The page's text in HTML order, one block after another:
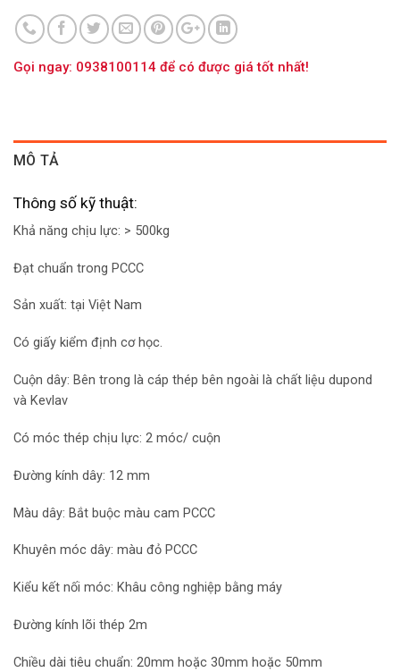
Gọi ngay: 0938100114 để có được giá tốt nhất!
MÔ TẢ
Thông số kỹ thuật:
Khả năng chịu lực: > 500kg
Đạt chuẩn trong PCCC
Sản xuất: tại Việt Nam
Có giấy kiểm định cơ học.
Cuộn dây: Bên trong là cáp thép bên ngoài là chất liệu dupond
và Kevlav
Có móc thép chịu lực: 2 móc/ cuộn
Đường kính dây: 12 mm
Màu dây: Bắt buộc màu cam PCCC
Khuyên móc dây: màu đỏ PCCC
Kiểu kết nối móc: Khâu công nghiệp bằng máy
Đường kính lõi thép 2m
Chiều dài tiêu chuẩn: 20mm hoặc 30mm hoặc 50mm